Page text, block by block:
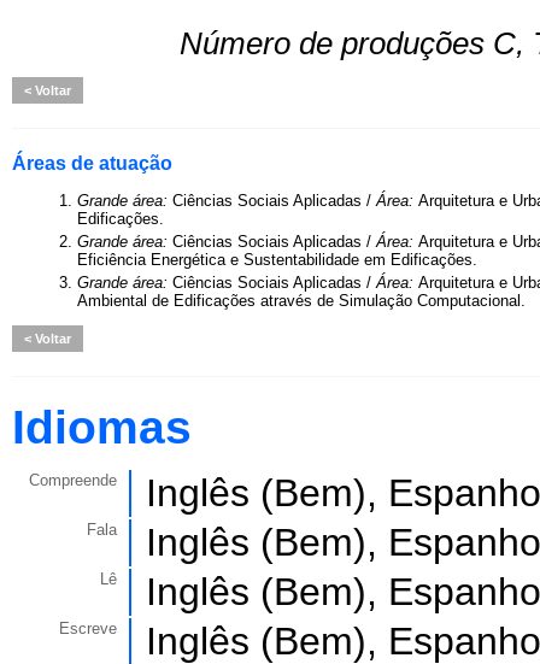
Número de produções C,
Voltar
Áreas de atuação
1. Grande área: Ciências Sociais Aplicadas /Área: Arquitetura e
Edificações.
2. Grande área: Ciências Sociais Aplicadas /Área: Arquitetura e
Eficiência Energética e Sustentabilidade em Edificações.
3. Grande área: Ciências Sociais Aplicadas /Área: Arquitetura e
Ambiental de Edificações através de Simulação Computacional.
Voltar
Idiomas
Compreende Inglês (Bem),
Fala Inglês (Bem),
Lê Inglês (Bem),
Escreve Inglês (Bem),